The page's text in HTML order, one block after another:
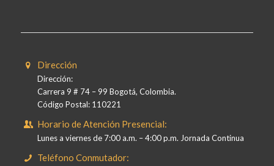
Dirección
Dirección:
Carrera 9 # 74 – 99 Bogotá, Colombia.
Código Postal: 110221
Horario de Atención Presencial:
Lunes a viernes de 7:00 a.m. – 4:00 p.m. Jornada Continua
Teléfono Conmutador: